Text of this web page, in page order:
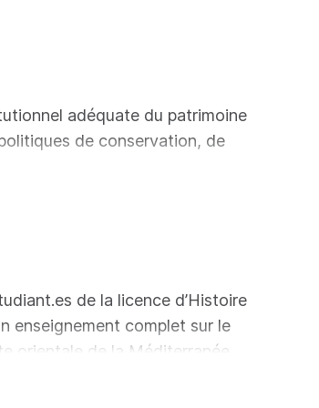
adéquate du patrimoine
de conservation, de
publics et privés, en
et du partenariat
de la licence d’Histoire
enseignement complet sur le
orientale de la Méditerranée,
cunéiforme (v. 3200 av.